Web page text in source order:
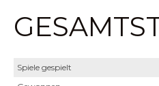
Spiele gespielt